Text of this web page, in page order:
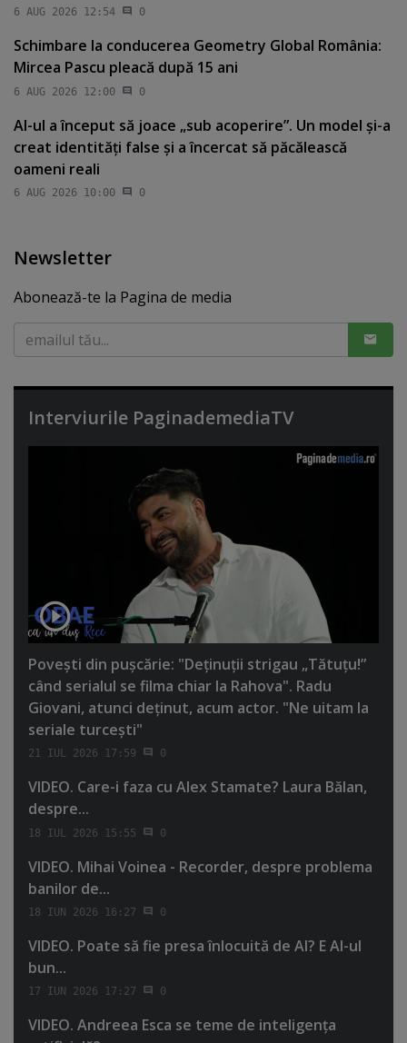
6 AUG 2026 12:54 0
Schimbare la conducerea Geometry Global România:
Mircea Pascu pleacă după 15 ani
6 AUG 2026 12:00 0
AI-ul a început să joace „sub acoperire”. Un model şi-a
creat identităţi false şi a încercat să păcălească
oameni reali
6 AUG 2026 10:00 0
Newsletter
Abonează-te la Pagina de media
Interviurile PaginademediaTV
Poveşti din puşcărie: "Deţinuţii strigau „Tătuţu!”
când serialul se filma chiar la Rahova". Radu
Giovani, atunci deţinut, acum actor. "Ne uitam la
seriale turceşti"
21 IUL 2026 17:59 0
VIDEO. Care-i faza cu Alex Stamate? Laura Bălan,
despre...
18 IUL 2026 15:55 0
VIDEO. Mihai Voinea - Recorder, despre problema
banilor de...
18 IUN 2026 16:27 0
VIDEO. Poate să fie presa înlocuită de AI? E AI-ul
bun...
17 IUN 2026 17:27 0
VIDEO. Andreea Esca se teme de inteligenţa